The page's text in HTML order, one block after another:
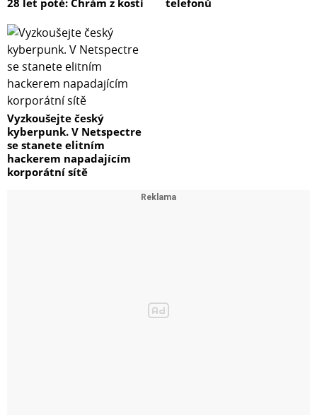
Vyzkoušejte český
kyberpunk. V Netspectre
se stanete elitním
hackerem napadajícím
korporátní sítě